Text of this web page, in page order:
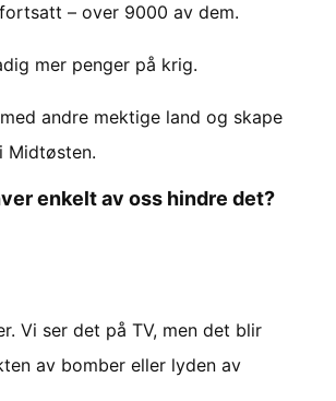
– over 9000 av dem.
mer penger på krig.
andre mektige land og skape
Midtøsten.
enkelt av oss hindre det?
Vi ser det på TV, men det blir
av bomber eller lyden av